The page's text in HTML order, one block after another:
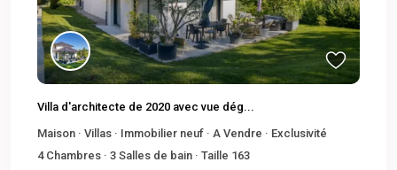
Villa d'architecte de 2020 avec vue dég...
Maison · Villas · Immobilier neuf · A Vendre · Exclusivité
4Chambres · 3 Salles de bain · Taille 163